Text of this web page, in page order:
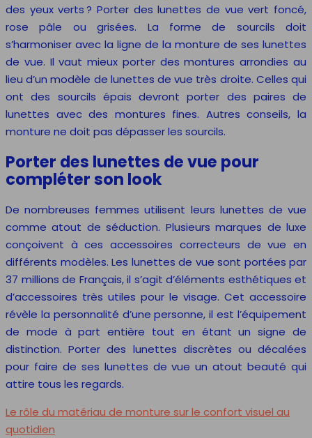
des yeux verts ? Porter des lunettes de vue vert foncé,
rose pâle ou grisées. La forme de sourcils doit
s’harmoniser avec la ligne de la monture de ses lunettes
de vue. Il vaut mieux porter des montures arrondies au
lieu d’un modèle de lunettes de vue très droite. Celles qui
ont des sourcils épais devront porter des paires de
lunettes avec des montures fines. Autres conseils, la
monture ne doit pas dépasser les sourcils.
Porter des lunettes de vue pour
compléter son look
De nombreuses femmes utilisent leurs lunettes de vue
comme atout de séduction. Plusieurs marques de luxe
conçoivent à ces accessoires correcteurs de vue en
différents modèles. Les lunettes de vue sont portées par
37 millions de Français, il s’agit d’éléments esthétiques et
d’accessoires très utiles pour le visage. Cet accessoire
révèle la personnalité d’une personne, il est l’équipement
de mode à part entière tout en étant un signe de
distinction. Porter des lunettes discrètes ou décalées
pour faire de ses lunettes de vue un atout beauté qui
attire tous les regards.
Le rôle du matériau de monture sur le confort visuel au
quotidien